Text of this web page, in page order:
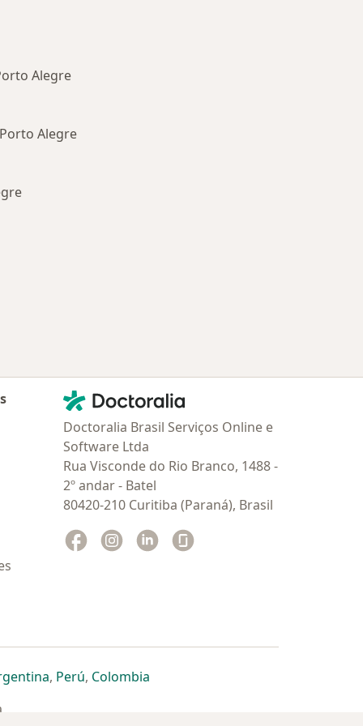
Alegre
Alegre
Contato
Doctoralia - Homepage
Doctoralia Brasil Serviços Online e
Software Ltda
Rua Visconde do Rio Branco, 1488 -
2º andar - Batel
80420-210 Curitiba (Paraná), Brasil
Facebook
abre num novo separador
Instagram
abre num novo separador
Linkedin
abre num novo separador
separador
num novo separador
abre num novo separador
, Perúabre num novo separador
, Colombiaabre num novo separador